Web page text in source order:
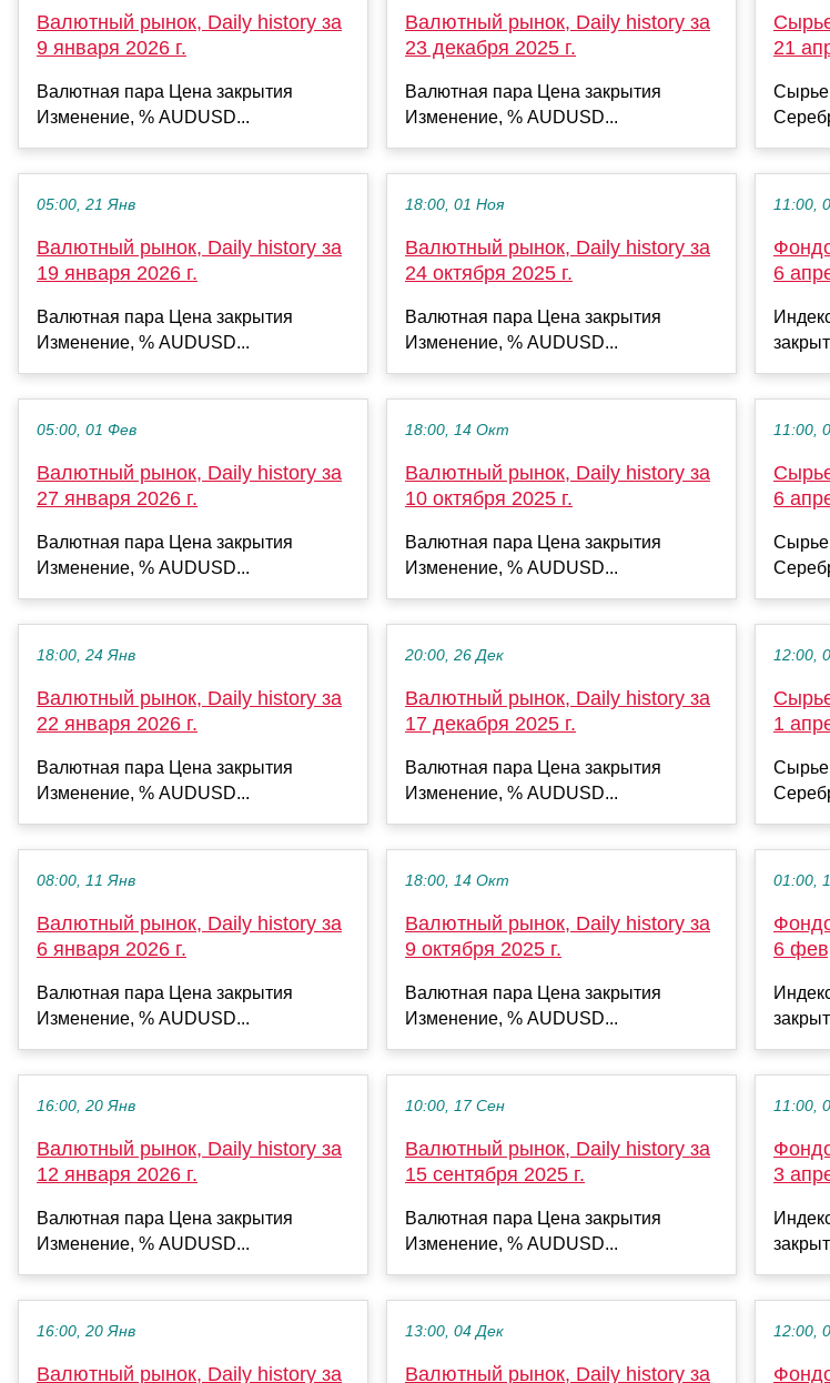
Валютный рынок, Daily history за
9 января 2026 г.
Валютная пара Цена закрытия
Изменение, % AUDUSD...
05:00, 21 Янв
Валютный рынок, Daily history за
19 января 2026 г.
Валютная пара Цена закрытия
Изменение, % AUDUSD...
05:00, 01 Фев
Валютный рынок, Daily history за
27 января 2026 г.
Валютная пара Цена закрытия
Изменение, % AUDUSD...
18:00, 24 Янв
Валютный рынок, Daily history за
22 января 2026 г.
Валютная пара Цена закрытия
Изменение, % AUDUSD...
08:00, 11 Янв
Валютный рынок, Daily history за
6 января 2026 г.
Валютная пара Цена закрытия
Изменение, % AUDUSD...
16:00, 20 Янв
Валютный рынок, Daily history за
12 января 2026 г.
Валютная пара Цена закрытия
Изменение, % AUDUSD...
16:00, 20 Янв
Валютный рынок, Daily history за
Валютный рынок, Daily history за
23 декабря 2025 г.
Валютная пара Цена закрытия
Изменение, % AUDUSD...
18:00, 01 Ноя
Валютный рынок, Daily history за
24 октября 2025 г.
Валютная пара Цена закрытия
Изменение, % AUDUSD...
18:00, 14 Окт
Валютный рынок, Daily history за
10 октября 2025 г.
Валютная пара Цена закрытия
Изменение, % AUDUSD...
20:00, 26 Дек
Валютный рынок, Daily history за
17 декабря 2025 г.
Валютная пара Цена закрытия
Изменение, % AUDUSD...
18:00, 14 Окт
Валютный рынок, Daily history за
9 октября 2025 г.
Валютная пара Цена закрытия
Изменение, % AUDUSD...
10:00, 17 Сен
Валютный рынок, Daily history за
15 сентября 2025 г.
Валютная пара Цена закрытия
Изменение, % AUDUSD...
13:00, 04 Дек
Валютный рынок, Daily history за
21
Сырье
11:00,
6
11:00,
6
Сырье
12:00,
1
Сырье
01:00,
6
11:00,
3
12:00,